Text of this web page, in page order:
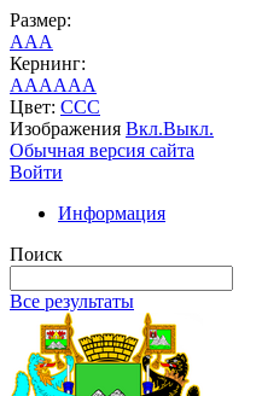
Размер:
AAA
Кернинг:
AAAAAA
Цвет: CCC
Изображения Вкл.Выкл.
Обычная версия сайта
Войти
Информация
Поиск
Все результаты